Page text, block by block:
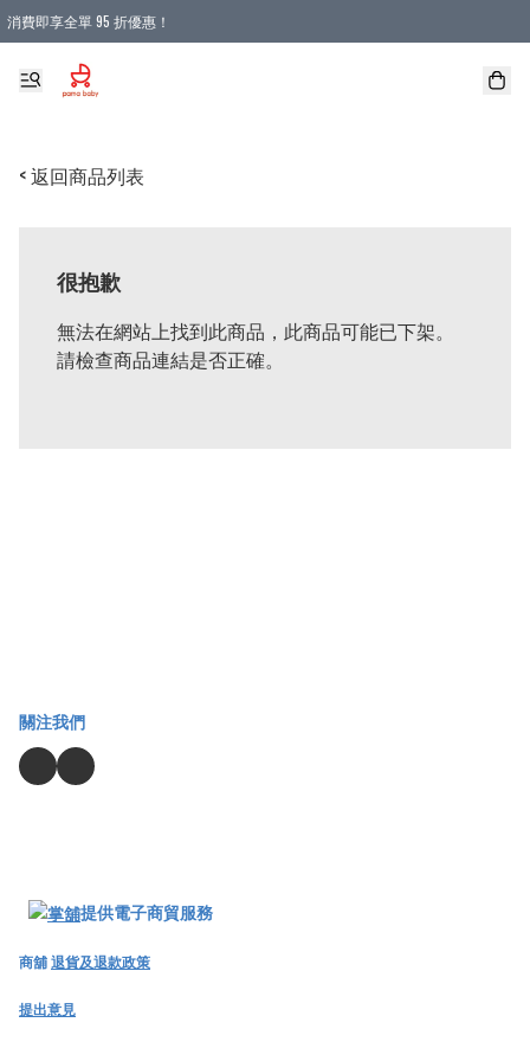
消費即享全單 95 折優惠！
購物滿 HKD 900.00即享免運費優惠！（適用於 本地送貨、本地取貨 )
< 返回商品列表
很抱歉
無法在網站上找到此商品，此商品可能已下架。
請檢查商品連結是否正確。
關注我們
提供電子商貿服務
商舖退貨及退款政策
提出意見